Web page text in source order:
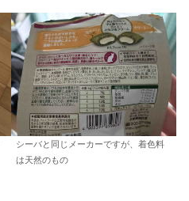
シーバと同じメーカーですが、着色料
は天然のもの